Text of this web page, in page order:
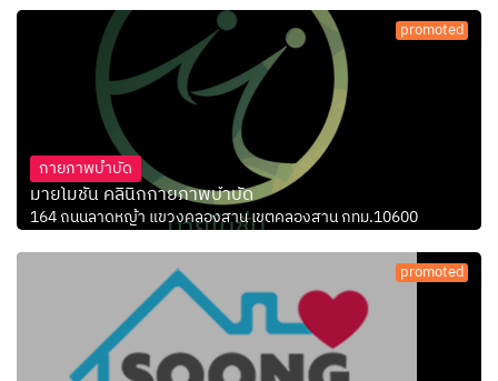
promoted
กายภาพบำบัด
มายโมชั่น คลินิกกายภาพบำบัด
164 ถนนลาดหญ้า แขวงคลองสาน เขตคลองสาน กทม.10600
promoted